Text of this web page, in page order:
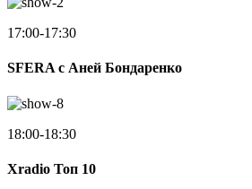
17:00-17:30
SFERA с Аней Бондаренко
18:00-18:30
Xradio Топ 10